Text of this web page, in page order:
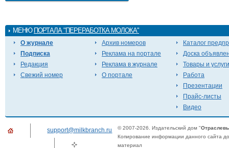
МЕНЮ ПОРТАЛА "ПЕРЕРАБОТКА МОЛОКА"
О журнале
Подписка
Редакция
Свежий номер
Архив номеров
Реклама на портале
Реклама в журнале
О портале
Каталог
Доска
Товары и услуги
Работа
Презентации
Прайс-листы
Видео
support@milkbranch.ru © 2007-2026. Издательский дом "
Копирование информации данного сайта
материал